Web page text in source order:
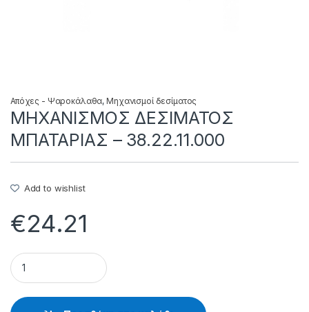
Απόχες - Ψαροκάλαθα,Μηχανισμοί δεσίματος
ΜΗΧΑΝΙΣΜΟΣ ΔΕΣΙΜΑΤΟΣ
ΜΠΑΤΑΡΙΑΣ – 38.22.11.000
Add to wishlist
€24.21
ΜΗΧΑΝΙΣΜΟΣ ΔΕΣΙΜΑΤΟΣ ΜΠΑΤΑΡΙΑΣ - 38.22.11.000